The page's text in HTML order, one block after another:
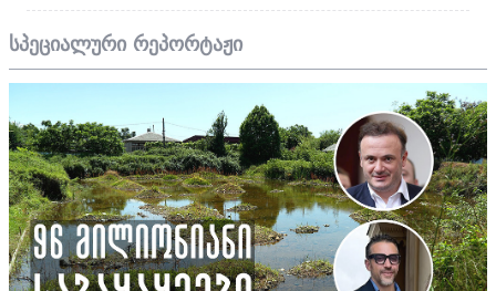
სპეციალური რეპორტაჟი